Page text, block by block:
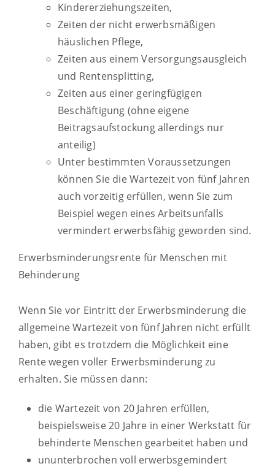
Kindererziehungszeiten,
Zeiten der nicht erwerbsmäßigen
häuslichen Pflege,
Zeiten aus einem Versorgungsausgleich
und Rentensplitting,
Zeiten aus einer geringfügigen
Beschäftigung (ohne eigene
Beitragsaufstockung allerdings nur
anteilig)
Unter bestimmten Voraussetzungen
können Sie die Wartezeit von fünf Jahren
auch vorzeitig erfüllen, wenn Sie zum
Beispiel wegen eines Arbeitsunfalls
vermindert erwerbsfähig geworden sind.
Erwerbsminderungsrente für Menschen mit
Behinderung
Wenn Sie vor Eintritt der Erwerbsminderung die
allgemeine Wartezeit von fünf Jahren nicht erfüllt
haben, gibt es trotzdem die Möglichkeit eine
Rente wegen voller Erwerbsminderung zu
erhalten. Sie müssen dann:
die Wartezeit von 20 Jahren erfüllen,
beispielsweise 20 Jahre in einer Werkstatt für
behinderte Menschen gearbeitet haben und
ununterbrochen voll erwerbsgemindert